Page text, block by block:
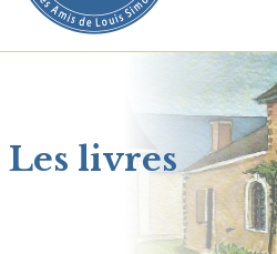
Les livres